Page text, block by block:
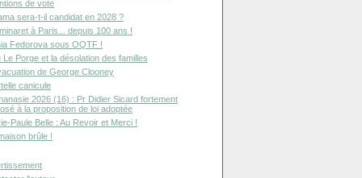
de vote
sera-t-il candidat en 2028 ?
à Paris... depuis 100 ans !
Fedorova sous OQTF !
Le Porge et la désolation des familles
de George Clooney
canicule
2026 (16) : Pr Didier Sicard fortement
à la proposition de loi adoptée
Paule Belle : Au Revoir et Merci !
brûle !